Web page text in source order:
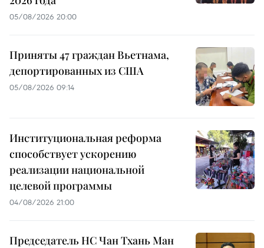
05/08/2026 20:00
Приняты 47 граждан Вьетнама,
депортированных из США
05/08/2026 09:14
Институциональная реформа
способствует ускорению
реализации национальной
целевой программы
04/08/2026 21:00
Председатель НС Чан Тхань Ман